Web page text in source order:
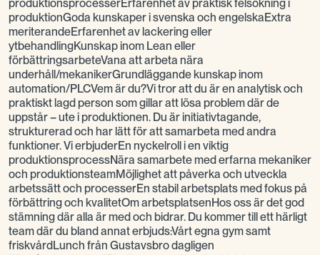
produktionsprocesserErfarenhet av praktisk felsökning i
produktionGoda kunskaper i svenska och engelskaExtra
meriterandeErfarenhet av lackering eller
ytbehandlingKunskap inom Lean eller
förbättringsarbeteVana att arbeta nära
underhåll/mekanikerGrundläggande kunskap inom
automation/PLCVem är du?Vi tror att du är en analytisk och
praktiskt lagd person som gillar att lösa problem där de
uppstår – ute i produktionen. Du är initiativtagande,
strukturerad och har lätt för att samarbeta med andra
funktioner. Vi erbjuderEn nyckelroll i en viktig
produktionsprocessNära samarbete med erfarna mekaniker
och produktionsteamMöjlighet att påverka och utveckla
arbetssätt och processerEn stabil arbetsplats med fokus på
förbättring och kvalitetOm arbetsplatsenHos oss är det god
stämning där alla är med och bidrar. Du kommer till ett härligt
team där du bland annat erbjuds:Vårt egna gym samt
friskvårdLunch från Gustavsbro dagligen